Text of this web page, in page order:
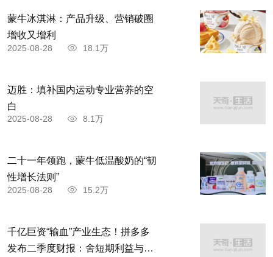
蒙牛冰淇淋：产品升级、营销破圈
增收又增利
2025-08-28 18.1万
迈胜：填补国内运动专业营养的空
白
2025-08-28 8.1万
二十一年领跑，蒙牛低温酸奶的“韧
性增长法则”
2025-08-28 15.2万
千亿巨资“输血”产业生态！拼多多
发布二季度财报：舍短期利益与商